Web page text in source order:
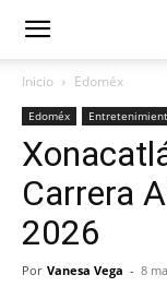
Inicio Edoméx
Edoméx
Carrera
2026
Por Vanesa Vega - 8